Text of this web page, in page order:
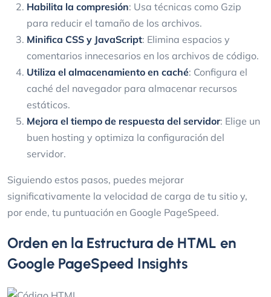
Habilita la compresión: Usa técnicas como Gzip
para reducir el tamaño de los archivos.
Minifica CSS y JavaScript: Elimina espacios y
comentarios innecesarios en los archivos de código.
Utiliza el almacenamiento en caché: Configura el
caché del navegador para almacenar recursos
estáticos.
Mejora el tiempo de respuesta del servidor: Elige un
buen hosting y optimiza la configuración del
servidor.
Siguiendo estos pasos, puedes mejorar
significativamente la velocidad de carga de tu sitio y,
por ende, tu puntuación en Google PageSpeed.
Orden en la Estructura de HTML en
Google PageSpeed Insights